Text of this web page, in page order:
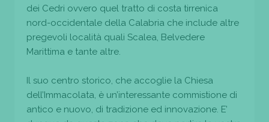
dei Cedri ovvero quel tratto di costa tirrenica
nord-occidentale della Calabria che include altre
pregevoli località quali Scalea, Belvedere
Marittima e tante altre.
Il suo centro storico, che accoglie la Chiesa
dell’Immacolata, è un’interessante commistione di
antico e nuovo, di tradizione ed innovazione. E’